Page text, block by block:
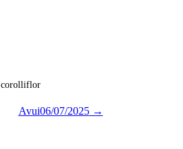
corolliflor
Avui06/07/2025→